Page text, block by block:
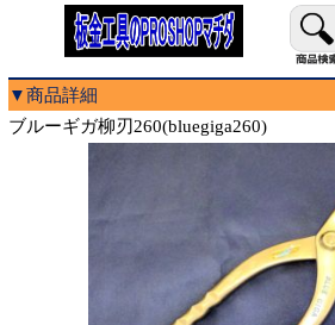
▼商品詳細
ブルーギガ柳刃260(bluegiga260)